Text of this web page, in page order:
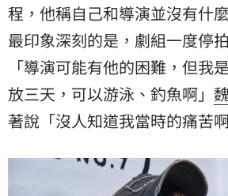
程，他稱自己和導演並沒有什
最印象深刻的是，劇組一度停
「導演可能有他的困難，但我
放三天，可以游泳、釣魚啊」
著說「沒人知道我當時的痛苦